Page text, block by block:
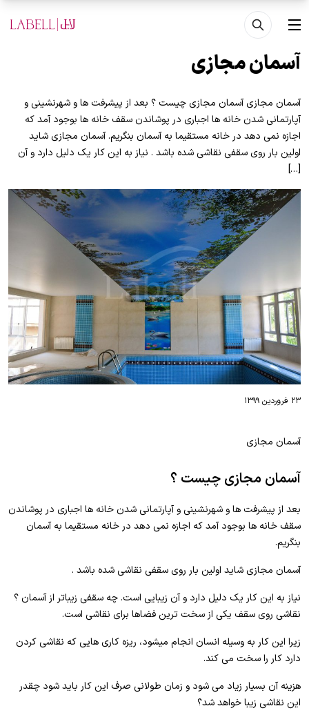
رفتن به محتوای اصلی
منو
آسمان مجازی
آسمان مجازی آسمان مجازی چیست ؟ بعد از پیشرفت ها و شهرنشینی و
آپارتمانی شدن خانه ها اجباری در پوشاندن سقف خانه ها بوجود آمد که
اجازه نمی دهد در خانه مستقیما به آسمان بنگریم. آسمان مجازی شاید
اولین بار روی سقفی نقاشی شده باشد . نیاز به این کار یک دلیل دارد و آن
[…]
۲۳ فروردین ۱۳۹۹
آسمان مجازی
آسمان مجازی چیست ؟
بعد از پیشرفت ها و شهرنشینی و آپارتمانی شدن خانه ها اجباری در پوشاندن
سقف خانه ها بوجود آمد که اجازه نمی دهد در خانه مستقیما به آسمان
بنگریم.
آسمان مجازی شاید اولین بار روی سقفی نقاشی شده باشد .
نیاز به این کار یک دلیل دارد و آن زیبایی است. چه سقفی زیباتر از آسمان ؟
نقاشی روی سقف یکی از سخت ترین فضاها برای نقاشی است.
زیرا این کار به وسیله انسان انجام میشود، ریزه کاری هایی که نقاشی کردن
دارد کار را سخت می کند.
هزینه آن بسیار زیاد می شود و زمان طولانی صرف این کار باید شود چقدر
این نقاشی زیبا خواهد شد؟